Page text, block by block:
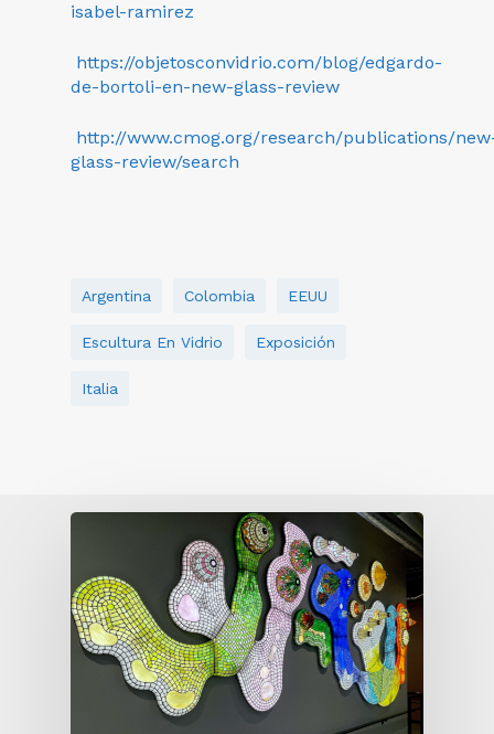
isabel-ramirez
https://objetosconvidrio.com/blog/edgardo-
de-bortoli-en-new-glass-review
http://www.cmog.org/research/publications/
glass-review/search
Argentina Colombia EEUU
Escultura En Vidrio Exposición
Italia